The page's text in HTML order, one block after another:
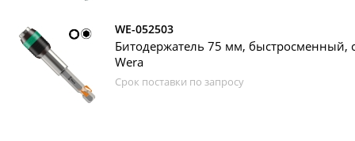
WE-052503
Битодержатель 75 мм, быстросменный,
Wera
Срок поставки по запросу